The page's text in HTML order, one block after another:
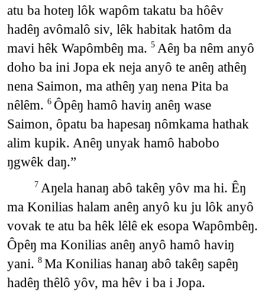
atu ba hoteŋ lôk wapôm takatu ba hôêv
hadêŋ avômalô siv, lêk habitak hatôm da
mavi hêk Wapômbêŋ ma. 5 Aêŋ ba nêm anyô
doho ba ini Jopa ek neja anyô te anêŋ athêŋ
nena Saimon, ma athêŋ yaŋ nena Pita ba
nêlêm. 6 Ôpêŋ hamô haviŋ anêŋ wase
Saimon, ôpatu ba hapesaŋ nômkama hathak
alim kupik. Anêŋ unyak hamô habobo
ŋgwêk daŋ.”
7 Aŋela hanaŋ abô takêŋ yôv ma hi. Êŋ
ma Konilias halam anêŋ anyô ku ju lôk anyô
vovak te atu ba hêk lêlê ek esopa Wapômbêŋ.
Ôpêŋ ma Konilias anêŋ anyô hamô haviŋ
yani. 8 Ma Konilias hanaŋ abô takêŋ sapêŋ
hadêŋ thêlô yôv, ma hêv i ba i Jopa.